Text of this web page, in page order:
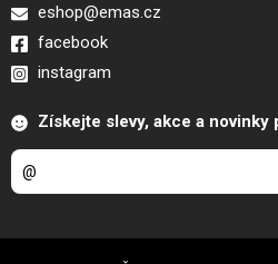
eshop@emas.cz
facebook
instagram
Získejte slevy, akce a novinky